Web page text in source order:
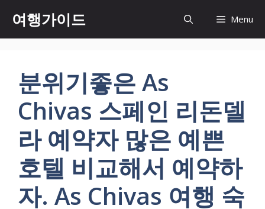
츠
여행가이드 Menu
분위기좋은 As
Chivas 스페인 리돈델
라 예약자 많은 예쁜
호텔 비교해서 예약하
자. As Chivas 여행 숙